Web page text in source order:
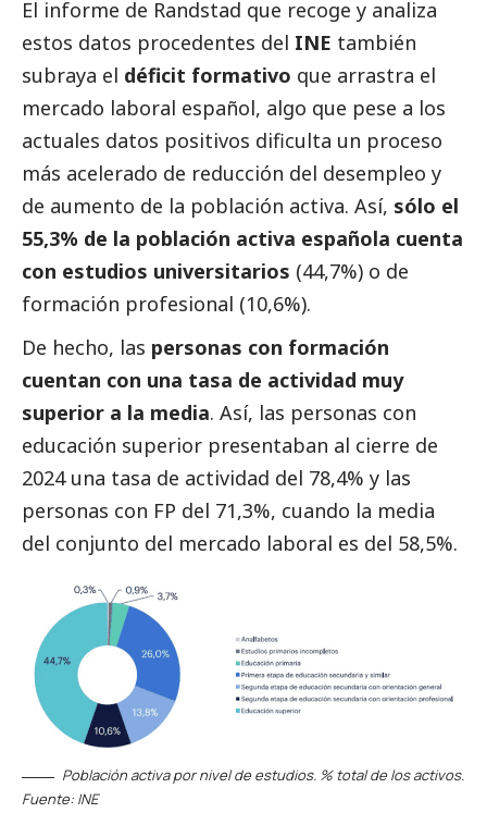
El informe de Randstad que recoge y analiza
estos datos procedentes del INE también
subraya el déficit formativo que arrastra el
mercado laboral español, algo que pese a los
actuales datos positivos dificulta un proceso
más acelerado de reducción del desempleo y
de aumento de la población activa. Así, sólo el
55,3% de la población activa española cuenta
con estudios universitarios (44,7%) o de
formación profesional (10,6%).
De hecho, las personas con formación
cuentan con una tasa de actividad muy
superior a la media. Así, las personas con
educación superior presentaban al cierre de
2024 una tasa de actividad del 78,4% y las
personas con FP del 71,3%, cuando la media
del conjunto del mercado laboral es del 58,5%.
Población activa por nivel de estudios. % total de los activos.
Fuente: INE